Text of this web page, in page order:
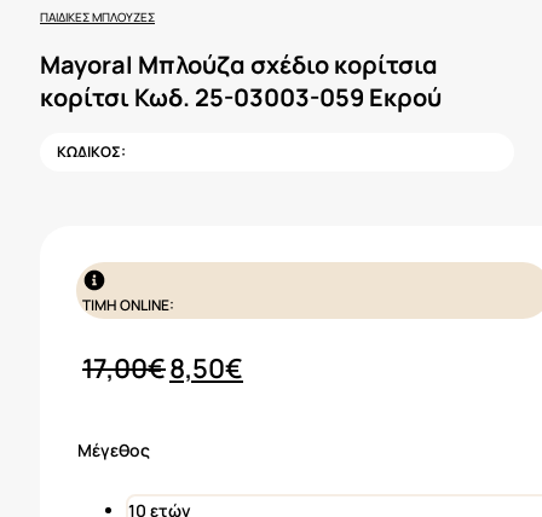
ΠΑΙΔΙΚΈΣ ΜΠΛΟΎΖΕΣ
Mayoral Μπλούζα σχέδιο κορίτσια
κορίτσι Κωδ. 25-03003-059 Εκρού
ΚΩΔΙΚΟΣ:
ΤΙΜΗ ONLINE:
17,00€Original
8,50€
Μέγεθος
10 ετών